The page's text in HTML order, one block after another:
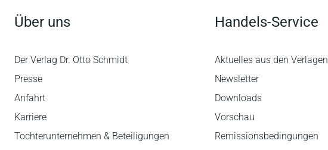
Über uns
Der Verlag Dr. Otto Schmidt
Presse
Anfahrt
Karriere
Tochterunternehmen & Beteiligungen
Handels-Service
Aktuelles aus den Verlagen
Newsletter
Downloads
Vorschau
Remissionsbedingungen